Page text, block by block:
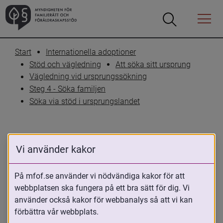
Öppna
Öppna
Menyn
Start
Internationella adoptioner
Stöd och vägledning
Att söka sitt ursprung
Vägledning vid ursprungssökning
Steg 4 - Söka familjen
Söka via stöd i ursprungslandet
INFORMATION OM URSPRUNGSLÄNDER
Peru
10 maj 2023
Vi använder kakor
På mfof.se använder vi nödvändiga kakor för att
webbplatsen ska fungera på ett bra sätt för dig. Vi
använder också kakor för webbanalys så att vi kan
förbättra vår webbplats.